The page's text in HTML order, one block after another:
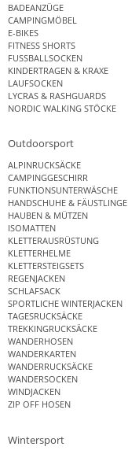
BADEANZÜGE
CAMPINGMÖBEL
E-BIKES
FITNESS SHORTS
FUSSBALLSOCKEN
KINDERTRAGEN & KRAXE
LAUFSOCKEN
LYCRAS & RASHGUARDS
NORDIC WALKING STÖCKE
Outdoorsport
ALPINRUCKSÄCKE
CAMPINGGESCHIRR
FUNKTIONSUNTERWÄSCHE
HANDSCHUHE & FÄUSTLINGE
HAUBEN & MÜTZEN
ISOMATTEN
KLETTERAUSRÜSTUNG
KLETTERHELME
KLETTERSTEIGSETS
REGENJACKEN
SCHLAFSACK
SPORTLICHE WINTERJACKEN
TAGESRUCKSÄCKE
TREKKINGRUCKSÄCKE
WANDERHOSEN
WANDERKARTEN
WANDERRUCKSÄCKE
WANDERSOCKEN
WINDJACKEN
ZIP OFF HOSEN
Wintersport